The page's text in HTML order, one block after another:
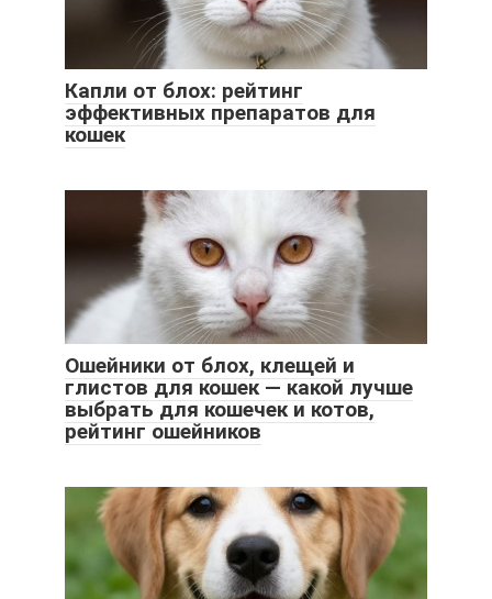
Капли от блох: рейтинг
эффективных препаратов для
кошек
Ошейники от блох, клещей и
глистов для кошек — какой лучше
выбрать для кошечек и котов,
рейтинг ошейников